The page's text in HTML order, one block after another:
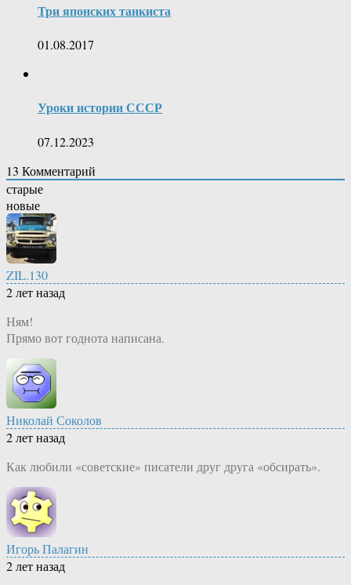
Три японских танкиста
01.08.2017
Уроки истории СССР
07.12.2023
13 Комментарий
старые
новые
ZIL.130
2 лет назад
Ням!
Прямо вот годнота написана.
Николай Соколов
2 лет назад
Как любили «советские» писатели друг друга «обсирать».
Игорь Палагин
2 лет назад